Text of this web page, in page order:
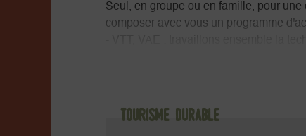
Seul, en groupe ou en famille, pour
composer avec vous un programme
- Canyoning : sensation et
- Alpinisme : grimpez au sommet du
Tourisme durable